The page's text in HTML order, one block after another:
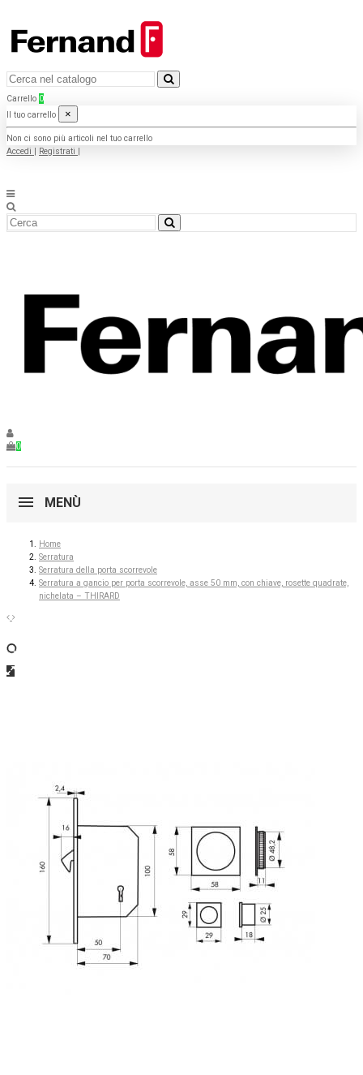
Carrello 0
Il tuo carrello
×
Non ci sono più articoli nel tuo carrello
Accedi
Registrati
0
MENÙ
Home
Serratura
Serratura della porta scorrevole
Serratura a gancio per porta scorrevole, asse 50 mm, con chiave, rosette quadrate,
nichelata – THIRARD